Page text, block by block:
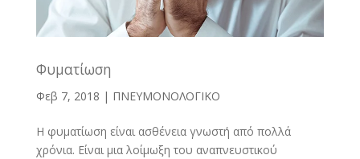
Φυματίωση
Φεβ 7, 2018 | ΠΝΕΥΜΟΝΟΛΟΓΙΚΟ
Η φυματίωση είναι ασθένεια γνωστή από πολλά
χρόνια. Είναι μια λοίμωξη του αναπνευστικού